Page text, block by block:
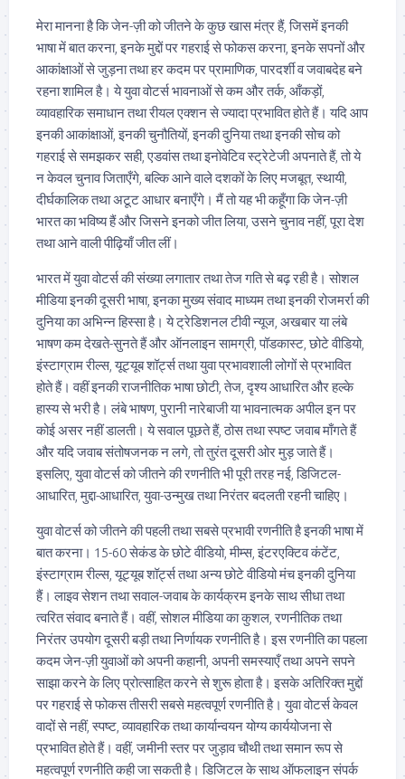
मेरा मानना है कि जेन-ज़ी को जीतने के कुछ खास मंत्र हैं, जिसमें इनकी
भाषा में बात करना, इनके मुद्दों पर गहराई से फोकस करना, इनके सपनों और
आकांक्षाओं से जुड़ना तथा हर कदम पर प्रामाणिक, पारदर्शी व जवाबदेह बने
रहना शामिल है। ये युवा वोटर्स भावनाओं से कम और तर्क, आँकड़ों,
व्यावहारिक समाधान तथा रीयल एक्शन से ज्यादा प्रभावित होते हैं। यदि आप
इनकी आकांक्षाओं, इनकी चुनौतियों, इनकी दुनिया तथा इनकी सोच को
गहराई से समझकर सही, एडवांस तथा इनोवेटिव स्ट्रेटेजी अपनाते हैं, तो ये
न केवल चुनाव जिताएँगे, बल्कि आने वाले दशकों के लिए मजबूत, स्थायी,
दीर्घकालिक तथा अटूट आधार बनाएँगे। मैं तो यह भी कहूँगा कि जेन-ज़ी
भारत का भविष्य हैं और जिसने इनको जीत लिया, उसने चुनाव नहीं, पूरा देश
तथा आने वाली पीढ़ियाँ जीत लीं।
भारत में युवा वोटर्स की संख्या लगातार तथा तेज गति से बढ़ रही है। सोशल
मीडिया इनकी दूसरी भाषा, इनका मुख्य संवाद माध्यम तथा इनकी रोजमर्रा की
दुनिया का अभिन्न हिस्सा है। ये ट्रेडिशनल टीवी न्यूज, अखबार या लंबे
भाषण कम देखते-सुनते हैं और ऑनलाइन सामग्री, पॉडकास्ट, छोटे वीडियो,
इंस्टाग्राम रील्स, यूट्यूब शॉर्ट्स तथा युवा प्रभावशाली लोगों से प्रभावित
होते हैं। वहीं इनकी राजनीतिक भाषा छोटी, तेज, दृश्य आधारित और हल्के
हास्य से भरी है। लंबे भाषण, पुरानी नारेबाजी या भावनात्मक अपील इन पर
कोई असर नहीं डालती। ये सवाल पूछते हैं, ठोस तथा स्पष्ट जवाब माँगते हैं
और यदि जवाब संतोषजनक न लगे, तो तुरंत दूसरी ओर मुड़ जाते हैं।
इसलिए, युवा वोटर्स को जीतने की रणनीति भी पूरी तरह नई, डिजिटल-
आधारित, मुद्दा-आधारित, युवा-उन्मुख तथा निरंतर बदलती रहनी चाहिए।
युवा वोटर्स को जीतने की पहली तथा सबसे प्रभावी रणनीति है इनकी भाषा में
बात करना। 15-60 सेकंड के छोटे वीडियो, मीम्स, इंटरएक्टिव कंटेंट,
इंस्टाग्राम रील्स, यूट्यूब शॉर्ट्स तथा अन्य छोटे वीडियो मंच इनकी दुनिया
हैं। लाइव सेशन तथा सवाल-जवाब के कार्यक्रम इनके साथ सीधा तथा
त्वरित संवाद बनाते हैं। वहीं, सोशल मीडिया का कुशल, रणनीतिक तथा
निरंतर उपयोग दूसरी बड़ी तथा निर्णायक रणनीति है। इस रणनीति का पहला
कदम जेन-ज़ी युवाओं को अपनी कहानी, अपनी समस्याएँ तथा अपने सपने
साझा करने के लिए प्रोत्साहित करने से शुरू होता है। इसके अतिरिक्त मुद्दों
पर गहराई से फोकस तीसरी सबसे महत्वपूर्ण रणनीति है। युवा वोटर्स केवल
वादों से नहीं, स्पष्ट, व्यावहारिक तथा कार्यान्वयन योग्य कार्ययोजना से
प्रभावित होते हैं। वहीं, जमीनी स्तर पर जुड़ाव चौथी तथा समान रूप से
महत्वपूर्ण रणनीति कही जा सकती है। डिजिटल के साथ ऑफलाइन संपर्क